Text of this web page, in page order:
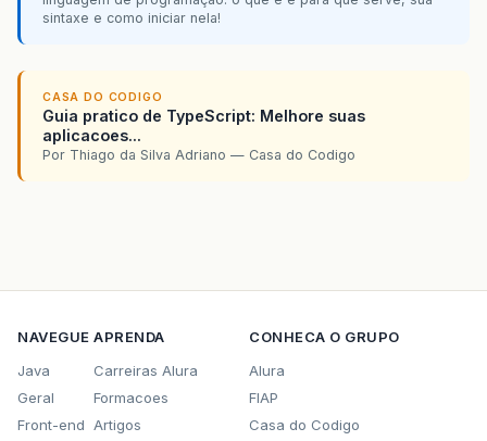
sintaxe e como iniciar nela!
CASA DO CODIGO
Guia pratico de TypeScript: Melhore suas
aplicacoes...
Por Thiago da Silva Adriano — Casa do Codigo
NAVEGUE
Java
Geral
Front-end
APRENDA
Carreiras Alura
Formacoes
Artigos
CONHECA O GRUPO
Alura
FIAP
Casa do Codigo